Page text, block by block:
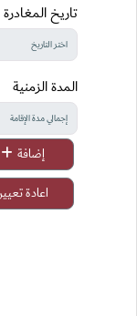
تاريخ المغادرة
المدة الزمنية
إضافة